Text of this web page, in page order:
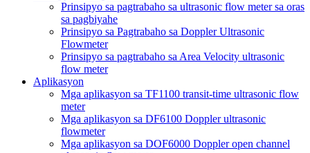
Prinsipyo sa pagtrabaho sa ultrasonic flow meter sa oras
sa pagbiyahe
Prinsipyo sa Pagtrabaho sa Doppler Ultrasonic
Flowmeter
Prinsipyo sa pagtrabaho sa Area Velocity ultrasonic
flow meter
Aplikasyon
Mga aplikasyon sa TF1100 transit-time ultrasonic flow
meter
Mga aplikasyon sa DF6100 Doppler ultrasonic
flowmeter
Mga aplikasyon sa DOF6000 Doppler open channel